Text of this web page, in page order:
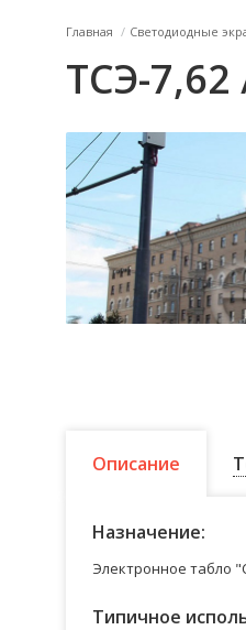
Главная / Светодиодные
ТСЭ-7,62
Описание
Назначение:
Электронное табло
Типичное